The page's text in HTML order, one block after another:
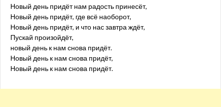
Новый день придёт нам радость принесёт,
Новый день придёт, где всё наоборот,
Новый день придёт, и что нас завтра ждёт,
Пускай произойдёт,
новый день к нам снова придёт.
Новый день к нам снова придёт,
Новый день к нам снова придёт.